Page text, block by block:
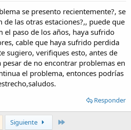
se presento recientemente?, se
las otras estaciones?,, puede que
el paso de los años, haya sufrido
cable que haya sufrido perdida
sugiero, verifiques esto, antes de
de no encontrar problemas en
el problema, entonces podrías
Responder
Siguiente